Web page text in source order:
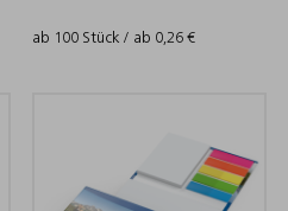
ab 100 Stück / ab 0,26 €